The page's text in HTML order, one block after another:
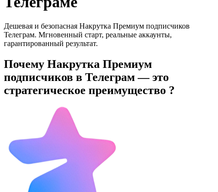
Дешевая и безопасная Накрутка Премиум подписчиков
Телеграм. Мгновенный старт, реальные аккаунты,
гарантированный результат.
Почему Накрутка Премиум
подписчиков в Телеграм — это
стратегическое преимущество ?